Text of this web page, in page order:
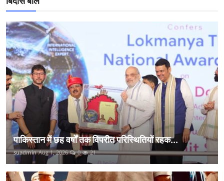
पाकिस्तान में छह वर्षों तक विपरीत परिस्थितियों रहक...
suadmin Aug 1, 2026 0 21